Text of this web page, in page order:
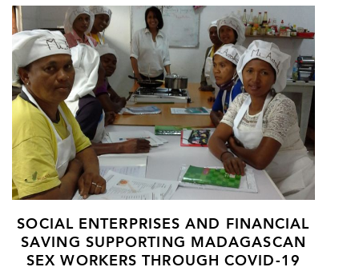
SOCIAL ENTERPRISES AND FINANCIAL
SAVING SUPPORTING MADAGASCAN
SEX WORKERS THROUGH COVID-19